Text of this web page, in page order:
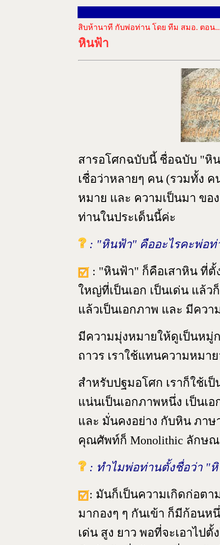
สิบห้านาที กับพ่อท่าน โดย ทีม สมอ. ตอน
หินฟ้า
สารอโศกฉบับนี้ ชื่อฉบับ "หิ
เชื่อว่าหลายๆ คน (รวมทั้ง
หมาย และ ความเป็นมา ข
ท่านในประเด็นนี้ค่ะ
: "หินฟ้า" คืออะไรคะพ่อท่
: "หินฟ้า" ก็คือเสาหิน ที่ตั้
ใหญ่ที่เป็นเอก เป็นเด่น แล้
แล้วเป็นเอกภาพ และ มีควา
มีความมุ่งหมายให้ดูเป็นหมู่
ถาวร เราใช้แทนความหมา
สำหรับปฐมอโศก เราก็ใช้เ
แน่นเป็นเอกภาพหนึ่ง เป็นเ
และ มั่นคงอย่าง กับหิน ภาษ
คุณศัพท์ก็ Monolithic ลักษณ
: ทำไมพ่อท่านตั้งชื่อว่า "
: มันก็เป็นความเกิดก่อต
มากองๆ ๆ กันเข้า ก็มีก้อน
เด่น สูง ยาว พอที่จะเอาไป